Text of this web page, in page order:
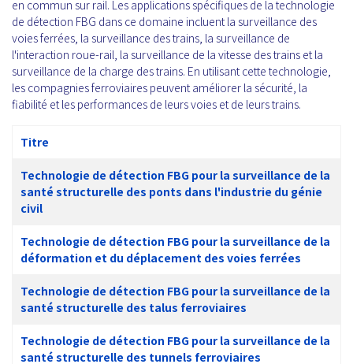
en commun sur rail. Les applications spécifiques de la technologie
de détection FBG dans ce domaine incluent la surveillance des
voies ferrées, la surveillance des trains, la surveillance de
l'interaction roue-rail, la surveillance de la vitesse des trains et la
surveillance de la charge des trains. En utilisant cette technologie,
les compagnies ferroviaires peuvent améliorer la sécurité, la
fiabilité et les performances de leurs voies et de leurs trains.
Titre
Technologie de détection FBG pour la surveillance de la
santé structurelle des ponts dans l'industrie du génie
civil
Technologie de détection FBG pour la surveillance de la
déformation et du déplacement des voies ferrées
Technologie de détection FBG pour la surveillance de la
santé structurelle des talus ferroviaires
Technologie de détection FBG pour la surveillance de la
santé structurelle des tunnels ferroviaires